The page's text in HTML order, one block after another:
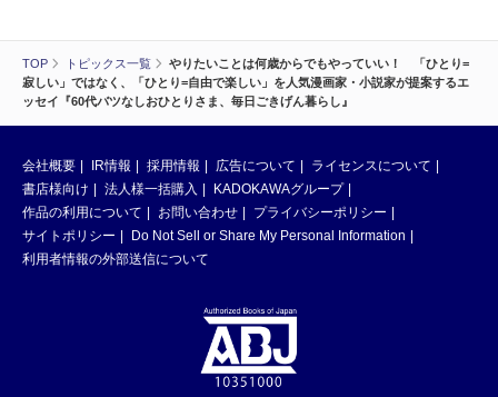
TOP トピックス一覧
やりたいことは何歳からでもやっていい！ 「ひとり=
寂しい」ではなく、「ひとり=自由で楽しい」を人気漫画家・小説家が提案するエ
ッセイ『60代バツなしおひとりさま、毎日ごきげん暮らし』
会社概要 IR情報 採用情報 広告について
ライセンスについて
書店様向け
法人様一括購入
KADOKAWAグループ
作品の利用について
お問い合わせ
プライバシーポリシー
サイトポリシー
Do Not Sell or Share My Personal Information
利用者情報の外部送信について